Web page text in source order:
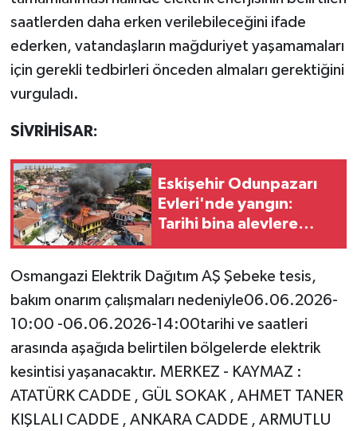
saatlerden daha erken verilebileceğini ifade
ederken, vatandaşların mağduriyet yaşamamaları
için gerekli tedbirleri önceden almaları gerektiğini
vurguladı.
SİVRİHİSAR:
Eskişehir Odunpazarı
Evleri'nde yangın:
Tarihi bina alevlere
Osmangazi Elektrik Dağıtım AŞ Şebeke tesis,
bakım onarım çalışmaları nedeniyle06.06.2026-
10:00 -06.06.2026-14:00tarihi ve saatleri
arasında aşağıda belirtilen bölgelerde elektrik
kesintisi yaşanacaktır. MERKEZ - KAYMAZ :
ATATÜRK CADDE , GÜL SOKAK , AHMET TANER
KIŞLALI CADDE , ANKARA CADDE , ARMUTLU